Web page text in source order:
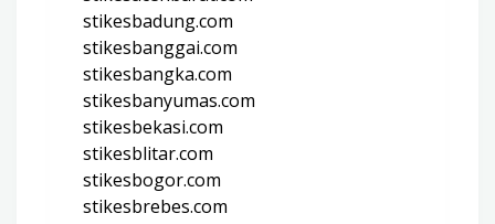
stikesbadung.com
stikesbanggai.com
stikesbangka.com
stikesbanyumas.com
stikesbekasi.com
stikesblitar.com
stikesbogor.com
stikesbrebes.com